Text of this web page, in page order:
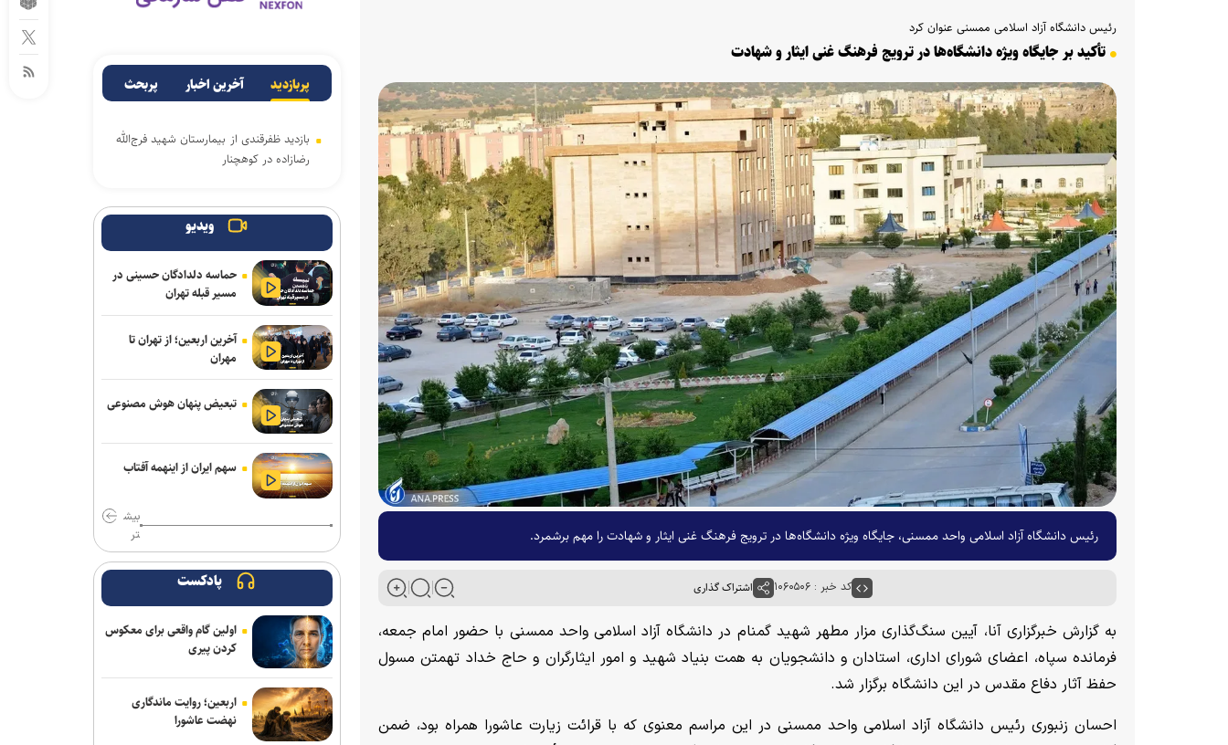
رئیس دانشگاه آزاد اسلامی ممسنی عنوان کرد
تأکید بر جایگاه ویژه دانشگاه‌ها در ترویج فرهنگ غنی ایثار و شهادت
رئیس دانشگاه آزاد اسلامی واحد ممسنی، جایگاه ویژه دانشگاه‌ها در ترویج فرهنگ غنی ایثار و شهادت را مهم برشمرد.
کد خبر : ۱۰۶۰۵۰۶ اشتراک گذاری
به گزارش خبرگزاری آنا، آیین سنگ‌گذاری مزار مطهر شهید گمنام در دانشگاه آزاد اسلامی واحد ممسنی با حضور امام جمعه،
فرمانده سپاه، اعضای شورای اداری، استادان و دانشجویان به همت بنیاد شهید و امور ایثارگران و حاج خداد تهمتن مسول
حفظ آثار دفاع مقدس در این دانشگاه برگزار شد.
احسان زنبوری رئیس دانشگاه آزاد اسلامی واحد ممسنی در این مراسم معنوی که با قرائت زیارت عاشورا همراه بود، ضمن
پربازدید آخرین اخبار پربحث
بازدید ظفرقندی از بیمارستان شهید فرج‌الله
رضازاده در کوهچنار
ویدیو
حماسه دلدادگان حسینی در
مسیر قبله تهران
آخرین اربعین؛ از تهران تا
مهران
تبعیض پنهان هوش مصنوعی
سهم ایران از اینهمه آفتاب
بیش
تر
پادکست
اولین گام واقعی برای معکوس
کردن پیری
اربعین؛ روایت ماندگاری
نهضت عاشورا